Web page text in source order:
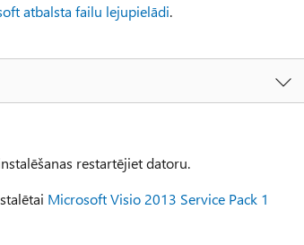
atbalsta failu lejupielādi.
restartējiet datoru.
Microsoft Visio 2013 Service Pack 1